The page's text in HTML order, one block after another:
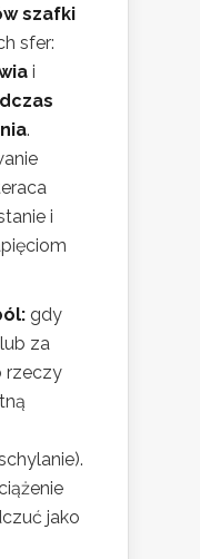
szafki
sfer:
i
.
i
gdy
za
rzeczy
jako